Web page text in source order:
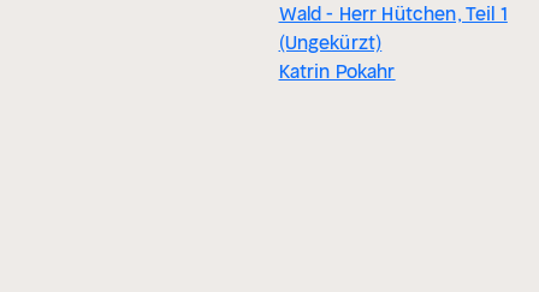
Wald - Herr Hütchen, Teil 1
(Ungekürzt)
Katrin Pokahr